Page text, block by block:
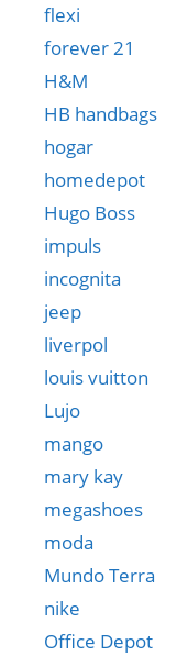
flexi
forever 21
H&M
HB handbags
hogar
homedepot
Hugo Boss
impuls
incognita
jeep
liverpol
louis vuitton
Lujo
mango
mary kay
megashoes
moda
Mundo Terra
nike
Office Depot